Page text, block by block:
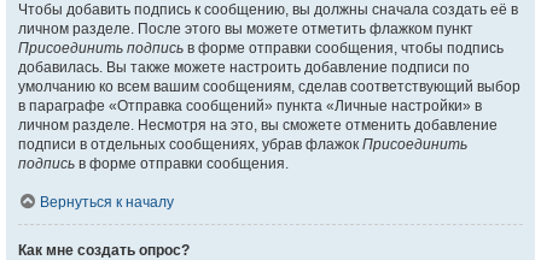
Чтобы добавить подпись к сообщению, вы должны сначала создать её в
личном разделе. После этого вы можете отметить флажком пункт
Присоединить подпись в форме отправки сообщения, чтобы подпись
добавилась. Вы также можете настроить добавление подписи по
умолчанию ко всем вашим сообщениям, сделав соответствующий выбор
в параграфе «Отправка сообщений» пункта «Личные настройки» в
личном разделе. Несмотря на это, вы сможете отменить добавление
подписи в отдельных сообщениях, убрав флажок Присоединить
подпись в форме отправки сообщения.
Вернуться к началу
Как мне создать опрос?